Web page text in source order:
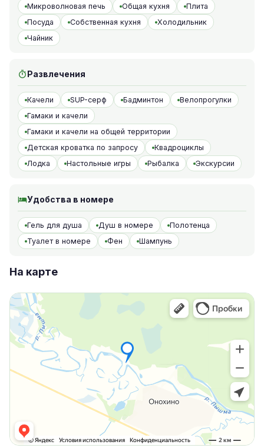
Микроволновая печь Общая кухня
Плита
Посуда
Собственная кухня
Холодильник
Чайник
Развлечения
Качели SUP-серф Бадминтон
Велопрогулки
Гамаки и качели
Гамаки и качели на общей территории
Детская кроватка по запросу
Квадроциклы
Лодка
Настольные игры Рыбалка Экскурсии
Удобства в номере
Гель для душа Душ в номере
Полотенца
Туалет в номере
Фен Шампунь
На карте